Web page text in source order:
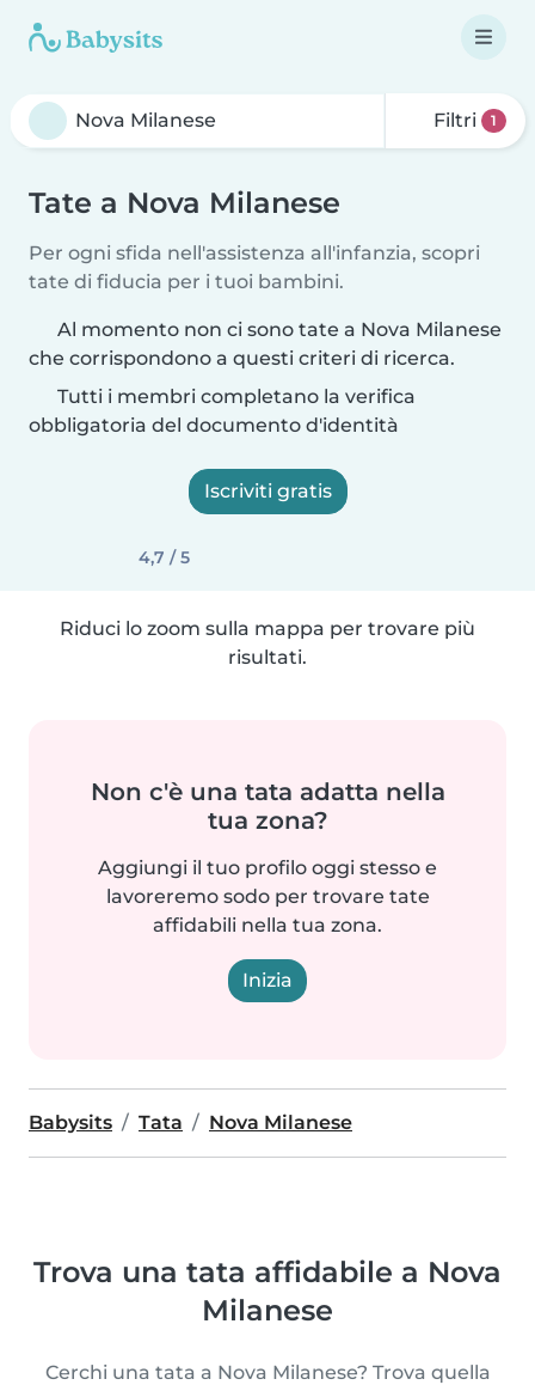
Filtri 1
Tate a Nova Milanese
Per ogni sfida nell'assistenza all'infanzia, scopri
tate di fiducia per i tuoi bambini.
Al momento non ci sono tate a Nova Milanese
che corrispondono a questi criteri di ricerca.
Tutti i membri completano la verifica
obbligatoria del documento d'identità
Iscriviti gratis
4,7 / 5
Riduci lo zoom sulla mappa per trovare più
risultati.
Non c'è una tata adatta nella
tua zona?
Aggiungi il tuo profilo oggi stesso e
lavoreremo sodo per trovare tate
affidabili nella tua zona.
Inizia
Babysits Tata Nova Milanese
Trova una tata affidabile a Nova
Milanese
Cerchi una tata a Nova Milanese? Trova quella